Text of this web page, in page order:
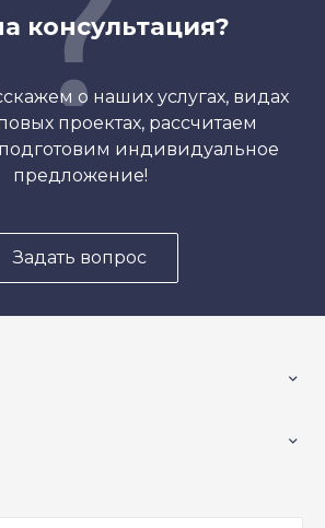
консультация?
о наших услугах, видах
проектах, рассчитаем
индивидуальное
предложение!
Задать вопрос